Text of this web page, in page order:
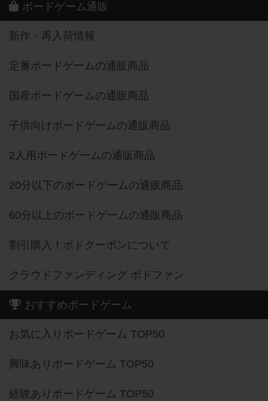
ボードゲーム通販
新作・再入荷情報
定番ボードゲームの通販商品
国産ボードゲームの通販商品
子供向けボードゲームの通販商品
2人用ボードゲームの通販商品
20分以下のボードゲームの通販商品
60分以上のボードゲームの通販商品
割引購入！ボドクーポンについて
クラウドファンディング ボドファン
おすすめボードゲーム
お気に入りボードゲーム TOP50
興味ありボードゲーム TOP50
経験ありボードゲーム TOP50